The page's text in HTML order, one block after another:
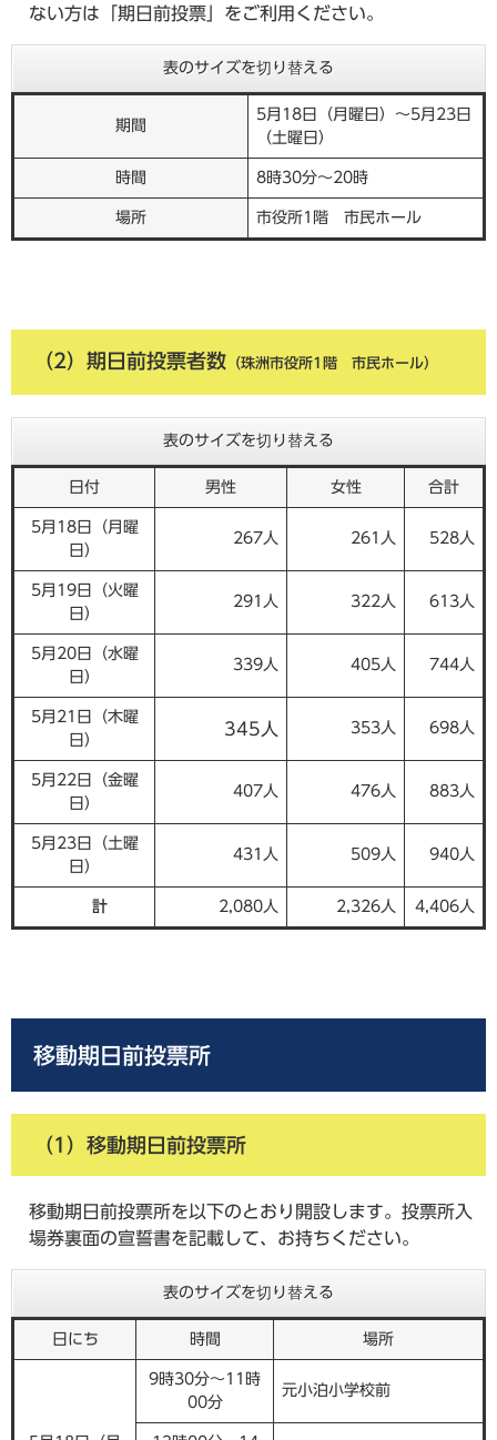
ない方は「期日前投票」をご利用ください。
表のサイズを切り替える
期間
5月18日（月曜日）～5月23日
（土曜日）
時間 8時30分～20時
場所 市役所1階 市民ホール
（2）期日前投票者数 （珠洲市役所1階 市民ホール）
表のサイズを切り替える
日付 男性 女性 合計
5月18日（月曜
日）
267人 261人 528人
5月19日（火曜
日）
291人 322人 613人
5月20日（水曜
日）
339人 405人 744人
5月21日（木曜
日）
345人 353人 698人
5月22日（金曜
日）
407人 476人 883人
5月23日（土曜
日）
431人 509人 940人
計 2,080人 2,326人 4,406人
移動期日前投票所
（1）移動期日前投票所
移動期日前投票所を以下のとおり開設します。投票所入
場券裏面の宣誓書を記載して、お持ちください。
表のサイズを切り替える
日にち 時間 場所
9時30分～11時
00分
元小泊小学校前